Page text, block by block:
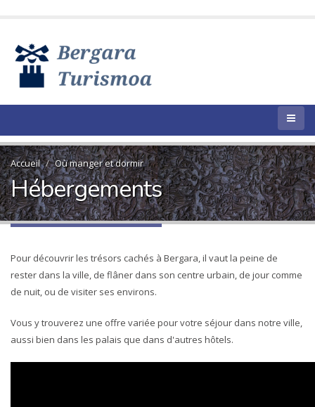
Accueil Où manger et dormir
Hébergements
Pour découvrir les trésors cachés à Bergara, il vaut la peine de
rester dans la ville, de flâner dans son centre urbain, de jour comme
de nuit, ou de visiter ses environs.
Vous y trouverez une offre variée pour votre séjour dans notre ville,
aussi bien dans les palais que dans d'autres hôtels.